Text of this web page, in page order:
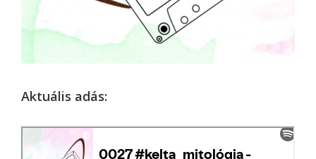
Aktuális adás: